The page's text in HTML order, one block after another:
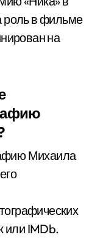
роль в фильме
на
Михаила
или IMDb.